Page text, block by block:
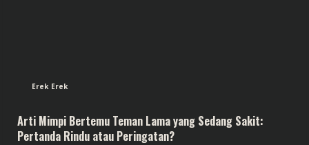
Erek Erek
Arti Mimpi Bertemu Teman Lama yang Sedang Sakit:
Pertanda Rindu atau Peringatan?